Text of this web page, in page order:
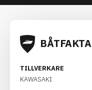
BÅTFAKTA
TILLVERKARE
KAWASAKI